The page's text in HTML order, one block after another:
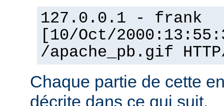
127.0.0.1 - frank
[10/Oct/
/apache_pb.gif
Chaque partie de cette
décrite dans ce qui suit.